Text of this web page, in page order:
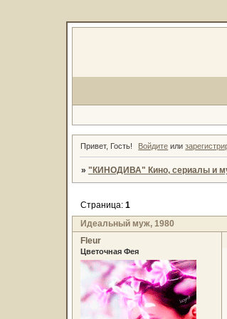
Привет, Гость! Войдите или
» "КИНОДИВА" Кино, сериалы и
Идеальный муж, 1980
Страница: 1
Fleur
Цветочная Фея